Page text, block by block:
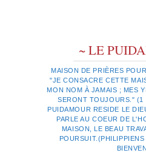
~ LE
MAISON DE PRIÈRES
"JE CONSACRE CETTE
MON NOM À JAMAIS ; MES
SERONT TOUJOURS." (1
PUIDAMOUR RESIDE LE
PARLE AU COEUR DE
MAISON, LE BEAU